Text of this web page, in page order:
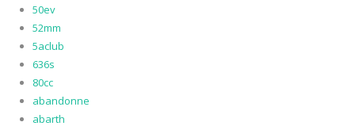
50ev
52mm
5aclub
636s
80cc
abandonne
abarth